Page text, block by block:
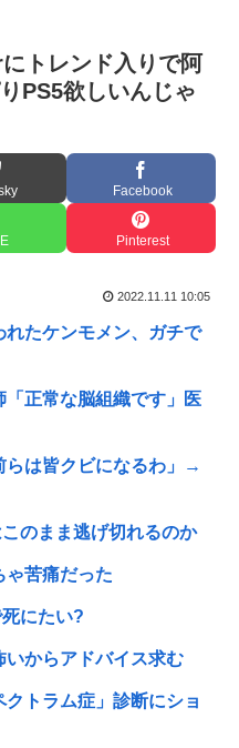
トレンド入りで阿
PS5欲しいんじゃ
Facebook
Pinterest
2022.11.11 10:05
れたケンモメン、ガチで
正常な脳組織です」医
らは皆クビになるわ」→
のまま逃げ切れるのか
ゃ苦痛だった
にたい?
いからアドバイス求む
トラム症」診断にショ